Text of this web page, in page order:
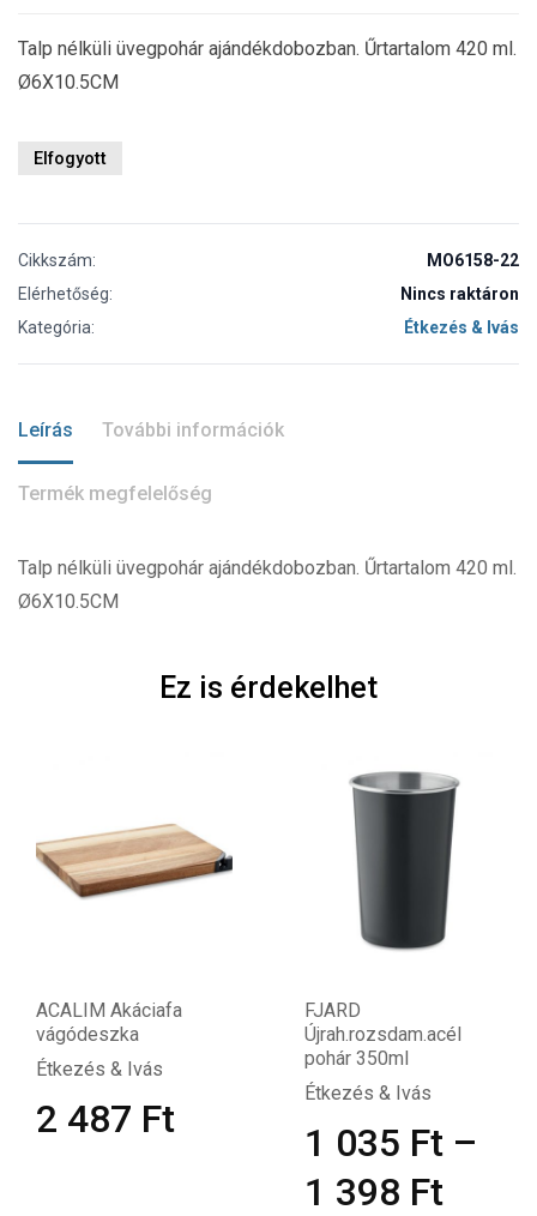
Talp nélküli üvegpohár ajándékdobozban. Űrtartalom 420 ml.
Ø6X10.5CM
Elfogyott
Cikkszám:
MO6158-22
Elérhetőség:
Nincs raktáron
Kategória:
Étkezés & Ivás
Leírás További információk
Termék megfelelőség
Talp nélküli üvegpohár ajándékdobozban. Űrtartalom 420 ml.
Ø6X10.5CM
Ez is érdekelhet
ACALIM Akáciafa
vágódeszka
Étkezés & Ivás
2 487 Ft
FJARD
Újrah.rozsdam.acél
pohár 350ml
Étkezés & Ivás
1 035 Ft –
1 398 Ft